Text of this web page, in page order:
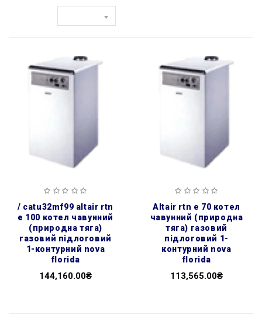
/ catu32mf99 altair rtn
e 100 котел чавунний
(природна тяга)
газовий підлоговий
1-контурний nova
florida
144,160.00₴
altair rtn e 70 котел
чавунний (природна
тяга) газовий
підлоговий 1-
контурний nova
florida
113,565.00₴